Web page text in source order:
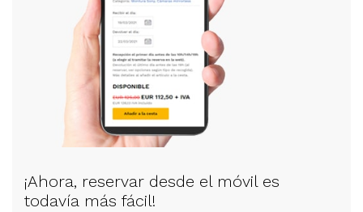
¡Ahora, reservar desde el móvil es
todavía más fácil!